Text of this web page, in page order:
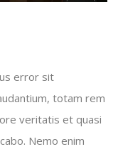
error sit
totam rem
veritatis et quasi
Nemo enim